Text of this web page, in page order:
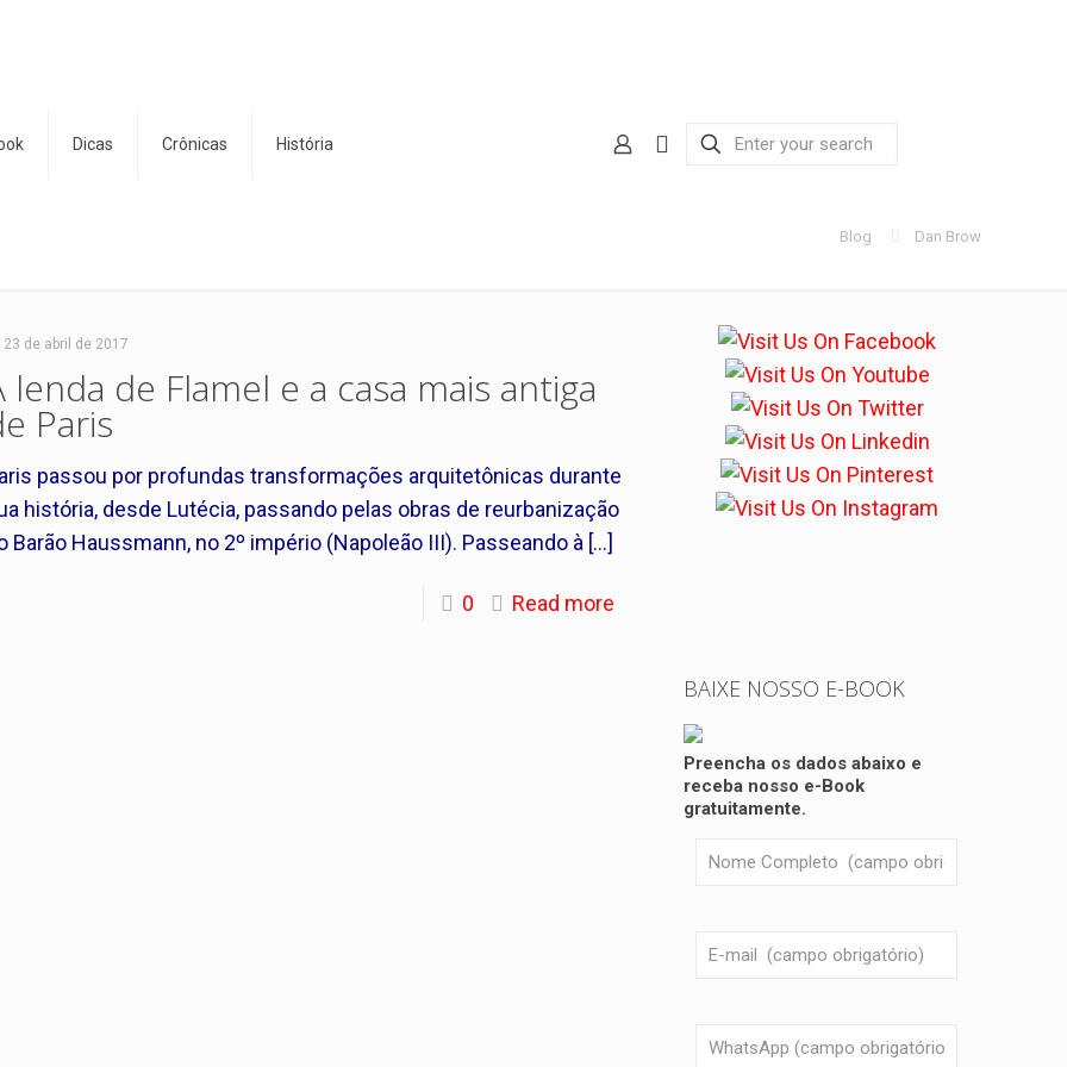
Dicas Crônicas História
Blog Dan Brow
23 de abril de 2017
lenda de Flamel e a casa mais antiga
Paris
passou por profundas transformações arquitetônicas durante
história, desde Lutécia, passando pelas obras de reurbanização
Barão Haussmann, no 2º império (Napoleão III). Passeando à […]
0 Read more
BAIXE NOSSO E-BOOK
Preencha os dados abaixo e
receba nosso e-Book
gratuitamente.